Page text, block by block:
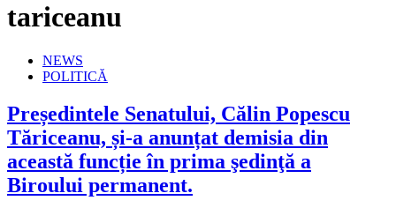
tariceanu
NEWS
POLITICĂ
Președintele Senatului, Călin Popescu
Tăriceanu, și-a anunțat demisia din
această funcție în prima şedinţă a
Biroului permanent.